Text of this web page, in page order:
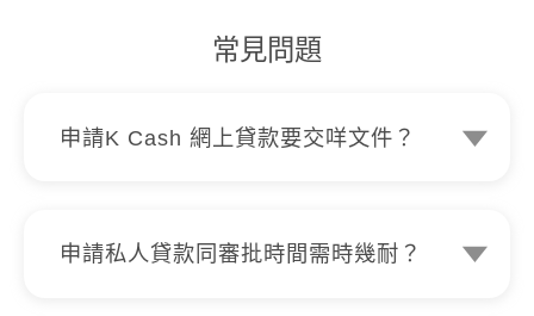
常見問題
申請K Cash 網上貸款要交咩文件？
申請私人貸款同審批時間需時幾耐？